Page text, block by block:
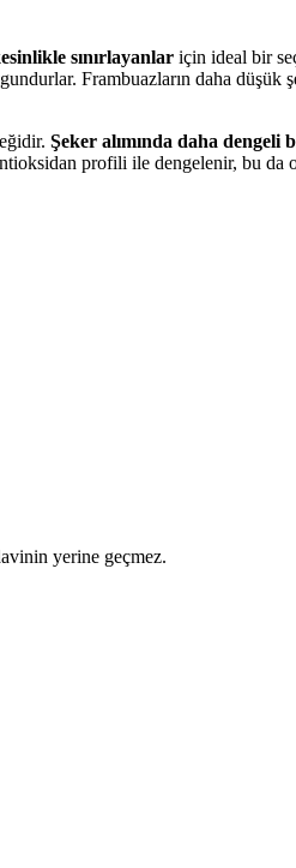
sınırlayanlar için ideal bir
Frambuazların daha düşük
Şeker alımında daha dengeli
profili ile dengelenir, bu da
yerine geçmez.